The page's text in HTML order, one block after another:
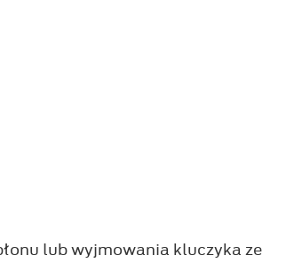
lub wyjmowania kluczyka ze